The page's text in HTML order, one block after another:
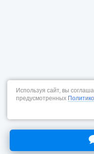
Используя сайт, вы
предусмотренных